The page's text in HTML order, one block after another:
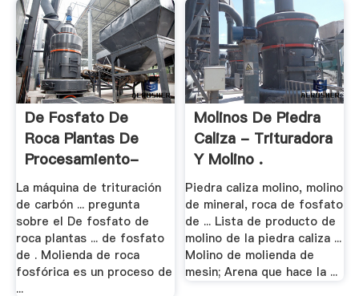
De Fosfato De
Roca Plantas De
Procesamiento-
XSM ...
La máquina de trituración
de carbón ... pregunta
sobre el De fosfato de
roca plantas ... de fosfato
de . Molienda de roca
fosfórica es un proceso de
...
Molinos De Piedra
Caliza - Trituradora
Y Molino .
Piedra caliza molino, molino
de mineral, roca de fosfato
de ... Lista de producto de
molino de la piedra caliza ...
Molino de molienda de
mesin; Arena que hace la ...